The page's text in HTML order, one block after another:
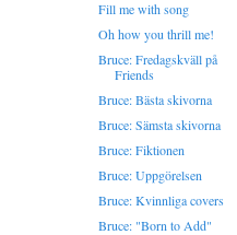
Fill me with song
Oh how you thrill me!
Bruce: Fredagskväll på
Friends
Bruce: Bästa skivorna
Bruce: Sämsta skivorna
Bruce: Fiktionen
Bruce: Uppgörelsen
Bruce: Kvinnliga covers
Bruce: "Born to Add"